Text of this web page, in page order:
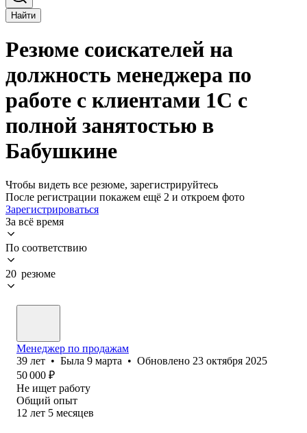
Найти
Резюме соискателей на
должность менеджера по
работе с клиентами 1С с
полной занятостью в
Бабушкине
Чтобы видеть все резюме, зарегистрируйтесь
После регистрации покажем ещё 2 и откроем фото
Зарегистрироваться
За всё время
По соответствию
20 резюме
Менеджер по продажам
39 лет • Была 9 марта • Обновлено 23 октября 2025
50 000 ₽
Не ищет работу
Общий опыт
12 лет 5 месяцев